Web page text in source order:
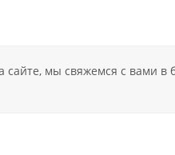
сайте, мы свяжемся с вами